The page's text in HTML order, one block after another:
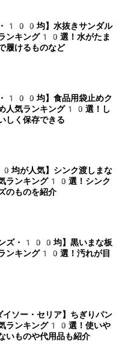
・100均】水抜きサンダル
ンキング10選！水がたま
履けるものなど
・100均】食品用袋止めク
人気ランキング10選！し
しく保存できる
均が人気】シンク渡しまな
ランキング10選！シンク
のものを紹介
ンズ・100均】黒いまな板
ンキング10選！汚れが目
ソー・セリア】ちぎりパン
ランキング10選！使いや
いものや代用品も紹介